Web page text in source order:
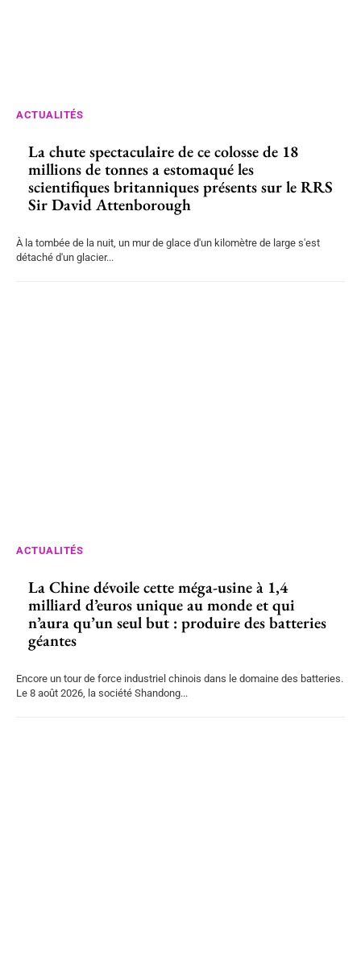
ACTUALITÉS
La chute spectaculaire de ce colosse de 18
millions de tonnes a estomaqué les
scientifiques britanniques présents sur le RRS
Sir David Attenborough
À la tombée de la nuit, un mur de glace d'un kilomètre de large s'est
détaché d'un glacier...
ACTUALITÉS
La Chine dévoile cette méga-usine à 1,4
milliard d’euros unique au monde et qui
n’aura qu’un seul but : produire des batteries
géantes
Encore un tour de force industriel chinois dans le domaine des batteries.
Le 8 août 2026, la société Shandong...